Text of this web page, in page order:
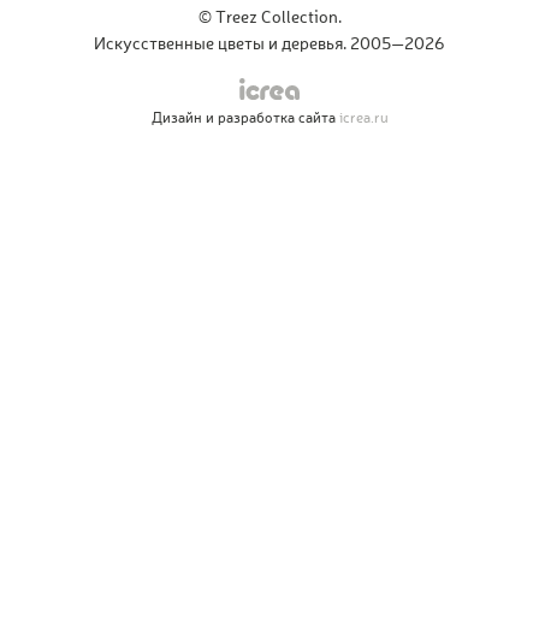
© Treez Collection.
Искусственные цветы и деревья. 2005—2026
Дизайн и разработка сайтаicrea.ru